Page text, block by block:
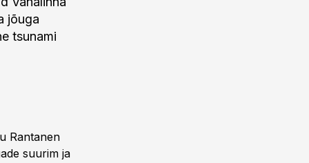
jõuga
tsunami
Rantanen
suurim ja